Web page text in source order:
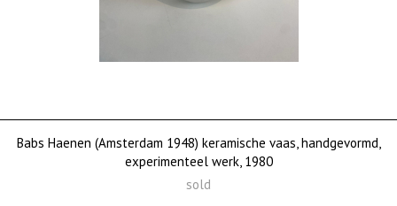
Babs Haenen (Amsterdam 1948) keramische vaas, handgevormd,
experimenteel werk, 1980
sold